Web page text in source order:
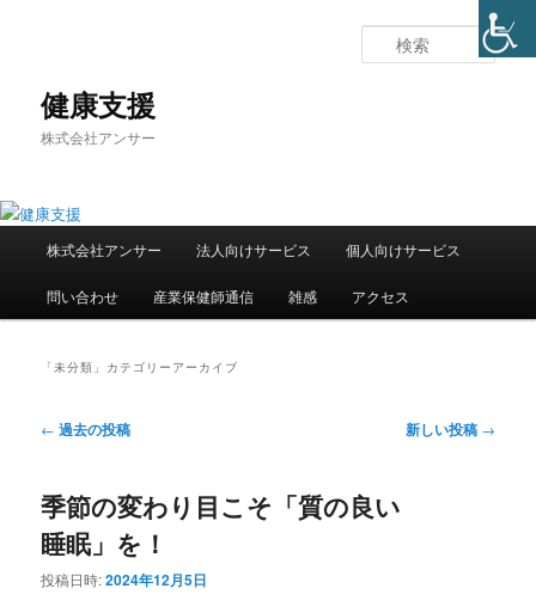
へ
移
健康支援
株式会社アンサー
検
索
メ
株式会社アンサー 法人向けサービス 個人向けサービス
問い合わせ 産業保健師通信 雑感 アクセス
「未分類 」カテゴリーアーカイブ
投
ビ
ゲ
ー
シ
← 過去の投稿 新しい投稿 →
季節の変わり目こそ「質の良い
睡眠」を！
投稿日時:2024年12月5日